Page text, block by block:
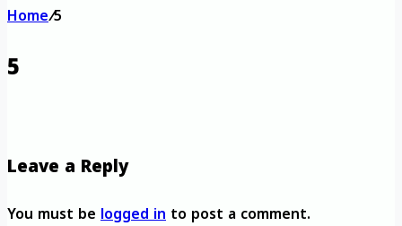
Home/5
5
Leave a Reply
You must belogged into post a comment.